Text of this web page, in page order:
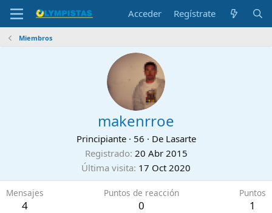
Acceder Regístrate
Miembros
makenrroe
Principiante · 56 · De Lasarte
Registrado 20 Abr 2015
Última visita 17 Oct 2020
Mensajes
4
Puntos de reacción
0
Puntos
1